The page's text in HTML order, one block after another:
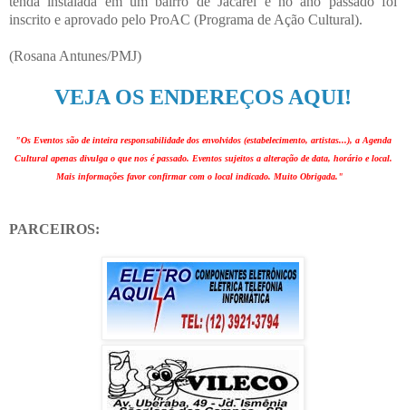
inscrito e aprovado pelo ProAC (Programa de Ação Cultural).
(Rosana Antunes/PMJ)
VEJA OS ENDEREÇOS AQUI!
"Os Eventos são de inteira responsabilidade dos envolvidos (estabelecimento, artistas...), a Agenda
Cultural apenas divulga o que nos é passado. Eventos sujeitos a alteração de data, horário e local.
Mais informações favor confirmar com o local indicado. Muito Obrigada."
PARCEIROS: